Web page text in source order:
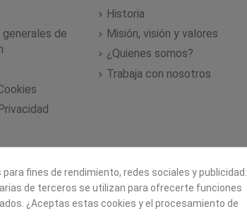
de
Historia
Misión, visión y valores
¿Quienes somos?
Trabaja con nosotros
fines de rendimiento, redes sociales y publicidad.
de terceros se utilizan para ofrecerte funciones
¿Aceptas estas cookies y el procesamiento de